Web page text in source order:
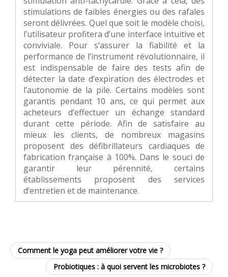
stimulations de faibles énergies ou des rafales
seront délivrées. Quel que soit le modèle choisi,
l’utilisateur profitera d’une interface intuitive et
conviviale. Pour s’assurer la fiabilité et la
performance de l’instrument révolutionnaire, il
est indispensable de faire des tests afin de
détecter la date d’expiration des électrodes et
l’autonomie de la pile. Certains modèles sont
garantis pendant 10 ans, ce qui permet aux
acheteurs d’effectuer un échange standard
durant cette période. Afin de satisfaire au
mieux les clients, de nombreux magasins
proposent des défibrillateurs cardiaques de
fabrication française à 100%. Dans le souci de
garantir leur pérennité, certains
établissements proposent des services
d’entretien et de maintenance.
Comment le yoga peut améliorer votre vie ?
Probiotiques : à quoi servent les microbiotes ?